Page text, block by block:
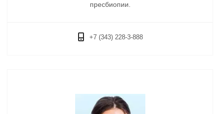
пресбиопии.
+7 (343) 228-3-888